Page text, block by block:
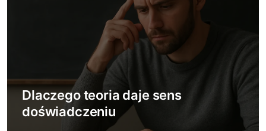
Dlaczego teoria daje sens
doświadczeniu